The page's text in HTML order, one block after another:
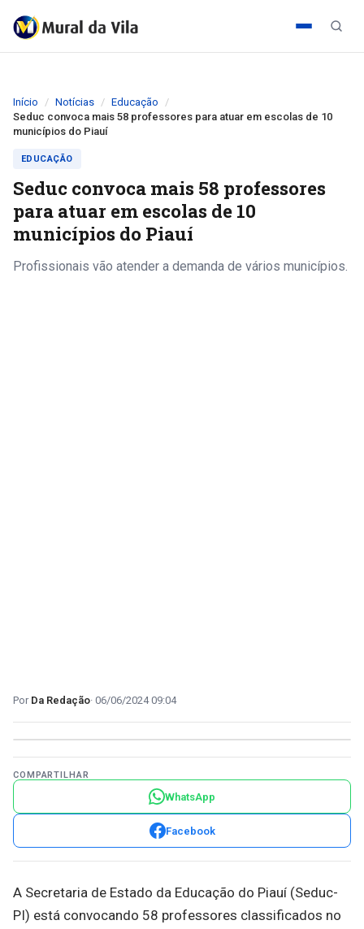
Início Notícias
Educação
Seduc convoca mais 58 professores para atuar em escolas de 10
municípios do Piauí
EDUCAÇÃO
Seduc convoca mais 58 professores
para atuar em escolas de 10
municípios do Piauí
Profissionais vão atender a demanda de vários municípios.
Da Redação 06/06/2024 09:04
COMPARTILHAR
WhatsApp
Facebook
A Secretaria de Estado da Educação do Piauí (Seduc-
PI) está convocando 58 professores classificados no